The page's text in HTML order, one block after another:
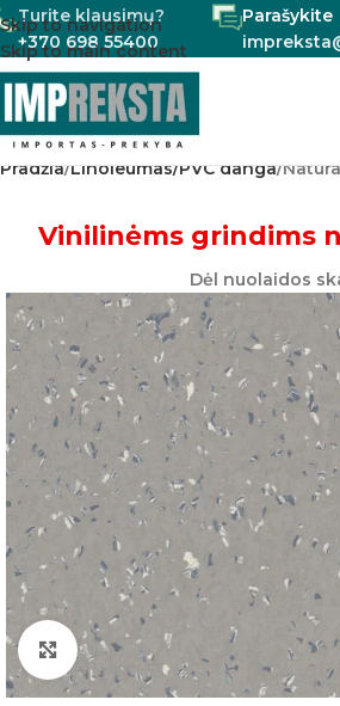
Skip to navigation
Skip to main content
Turite klausimų?
+370 698 55400
Parašykite
Pradžia Linoleumas/PVC danga
Vinilinėms grindims
Dėl nuolaidos
Padidinti nuotrauką